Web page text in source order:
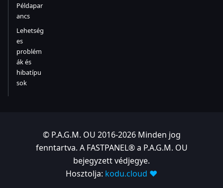
Példapar
ancs
Lehetség
es
problém
ák és
hibatípu
sok
© P.A.G.M. OU 2016-2026 Minden jog
fenntartva. A FASTPANEL® a P.A.G.M. OU
bejegyzett védjegye.
Hosztolja: kodu.cloud ❤️